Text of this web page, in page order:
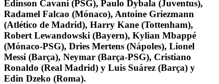
Edinson Cavani (PSG), Paulo Dybala (Juventus),
Radamel Falcao (Mónaco), Antoine Griezmann
(Atlético de Madrid), Harry Kane (Tottenham),
Robert Lewandowski (Bayern), Kylian Mbappé
(Mónaco-PSG), Dries Mertens (Nápoles), Lionel
Messi (Barça), Neymar (Barça-PSG), Cristiano
Ronaldo (Real Madrid) y Luis Suárez (Barça) y
Edin Dzeko (Roma).